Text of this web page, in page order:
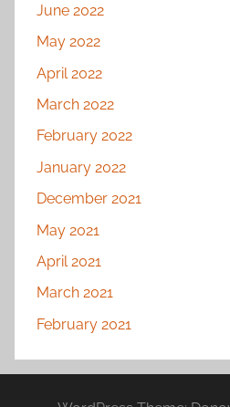
June 2022
May 2022
April 2022
March 2022
February 2022
January 2022
December 2021
May 2021
April 2021
March 2021
February 2021